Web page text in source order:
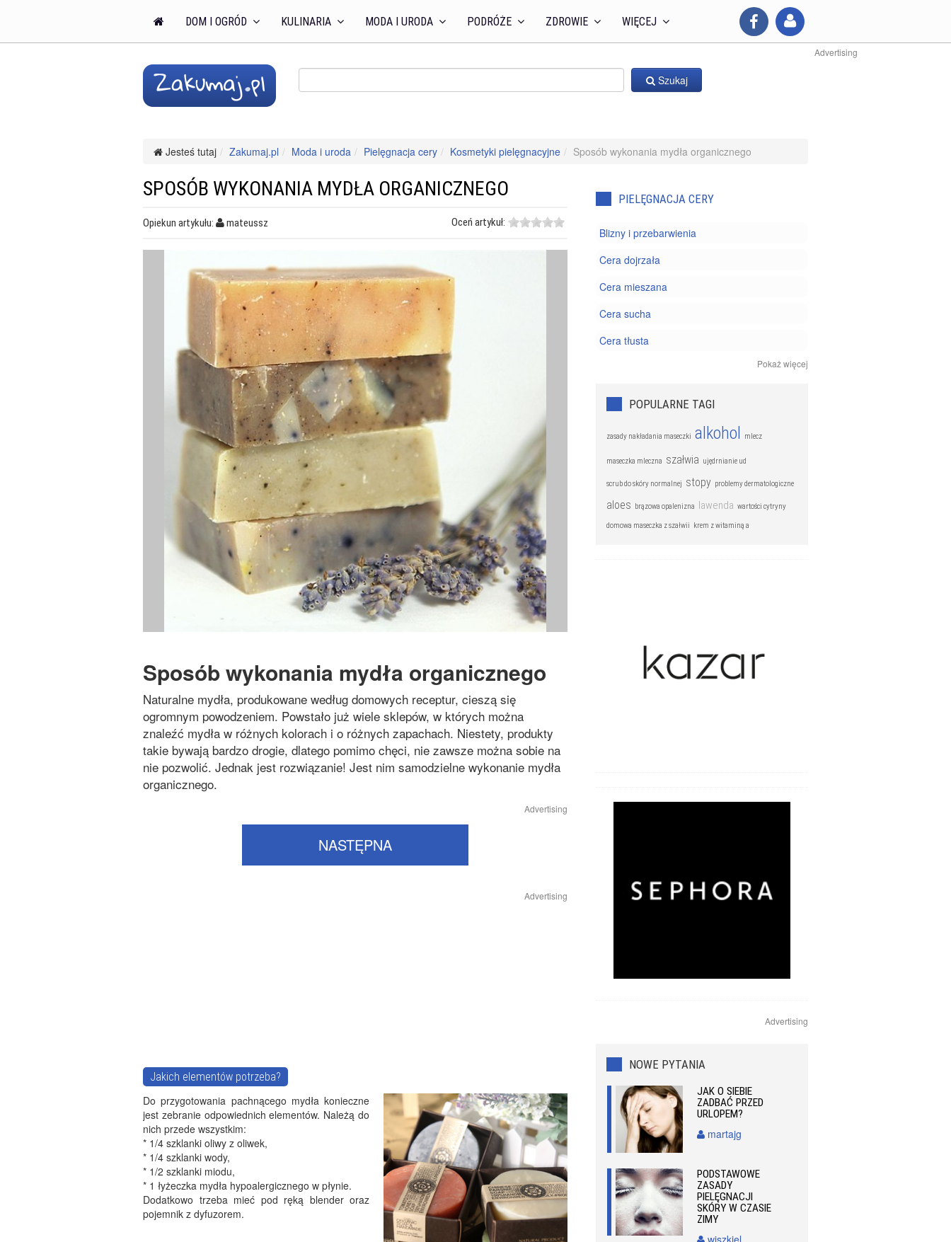
DOM I OGRÓD KULINARIA MODA I URODA PODRÓŻE ZDROWIE WIĘCEJ
Advertising
Szukaj
Jesteś tutaj Zakumaj.pl Moda i uroda Pielęgnacja cery Kosmetyki pielęgnacyjne Sposób wykonania mydła organicznego
SPOSÓB WYKONANIA MYDŁA ORGANICZNEGO
Opiekun artykułu: mateussz Oceń artykuł:
Sposób wykonania mydła organicznego
Naturalne mydła, produkowane według domowych receptur, cieszą się
ogromnym powodzeniem. Powstało już wiele sklepów, w których można
znaleźć mydła w różnych kolorach i o różnych zapachach. Niestety, produkty
takie bywają bardzo drogie, dlatego pomimo chęci, nie zawsze można sobie na
nie pozwolić. Jednak jest rozwiązanie! Jest nim samodzielne wykonanie mydła
organicznego.
Advertising
NASTĘPNA
Advertising
Jakich elementów potrzeba?
Do przygotowania pachnącego mydła konieczne
jest zebranie odpowiednich elementów. Należą do
nich przede wszystkim:
* 1/4 szklanki oliwy z oliwek,
* 1/4 szklanki wody,
* 1/2 szklanki miodu,
* 1 łyżeczka mydła hypoalergicznego w płynie.
Dodatkowo trzeba mieć pod ręką blender oraz
pojemnik z dyfuzorem.
PIELĘGNACJA CERY
Blizny i przebarwienia
Cera dojrzała
Cera mieszana
Cera sucha
Cera tłusta
Kosmetyki pielęgnacyjne
Pokaż więcej
POPULARNE TAGI
zasady nakładania maseczki alkohol mlecz
maseczka mleczna szałwia ujędrnianie ud
scrub do skóry normalnej stopy problemy dermatologiczne
aloes brązowa opalenizna lawenda wartości cytryny
domowa maseczka z szałwii krem z witaminą a
Advertising
NOWE PYTANIA
JAK O SIEBIE
ZADBAĆ PRZED
URLOPEM?
martajg
PODSTAWOWE
ZASADY
PIELĘGNACJI
SKÓRY W CZASIE
ZIMY